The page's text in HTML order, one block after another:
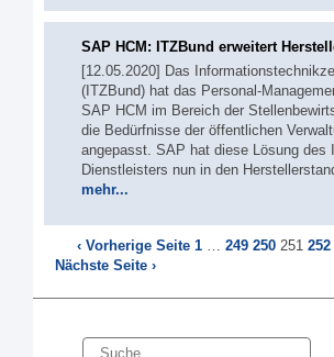
SAP HCM: ITZBund erweitert
[12.05.2020] Das
(ITZBund) hat das Personal-
SAP HCM im Bereich der
die Bedürfnisse der öffentlichen
angepasst. SAP hat diese Lösung des
Dienstleisters nun in den
mehr...
‹ Vorherige Seite 1 … 249 250 251 252
Nächste Seite ›
Suche